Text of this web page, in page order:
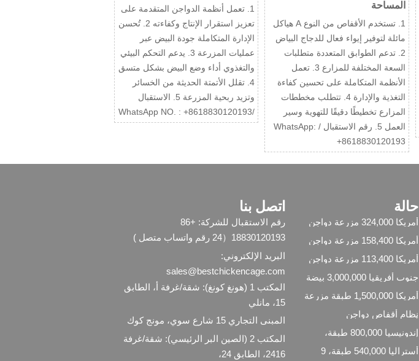
1. تعمل أنظمة الدواجن المتقدمة على
تعزيز استقرار الإنتاج وكفاءته 2. تُحسن
الإدارة المتكاملة جودة البيض عبر
عمليات المزرعة 3. يدعم التحكم البيئي
والتغذوي أداء وضع البيض بشكل متسق
4. تقلل الأتمتة الحديثة من الخسائر
وتزيد ربحية المزرعة 5. الاستقبال
/WhatsApp NO. : +8618830120193
المساحة
1. تستخدم الأقفاص من النوع A هياكل
مائلة لتوفير إيواء فعال للدجاج البياض
2. تدعم الطوابق المتعددة متطلبات
السعة المختلفة للمزارع 3. تعمل
الأنظمة المتكاملة على تحسين كفاءة
التغذية والإدارة 4. تتطلب مخططات
المزارع تخطيطًا دقيقًا للتهوية وسير
العمل 5. رقم الاستقبال / WhatsApp:
+8618830120193
حالة
أمريكا 324,000 مزرعة دواجن
نظام فراش عميق للدواجن
أمريكا 158,400 مزرعة دواجن
فراش عميق لللاحمأمريكا 113,400 مزرعة دواجن
القمامة العميقة
جنوب أفريقيا 3,000,000 بيضة
حديثة كبيرة بإدارة الذكاء
أمريكا 1,500,000 طبقة مزرعة
طبقة A منزل، 8 مستويات من
الأوتوماتيكية
نظام أقفاص دواجن
من 5 طوابق بسعة 1,080,000
إندونيسيا 800,000 طبقة،
مع نظام أقفاص بطارياتأستراليا 540,000 طبقة، 9
اتصل بنا
رقم الاستقبال للشركة: +86
18830120193（24 رقم واتساب متصل )
البريد الإلكتروني:
sales@bestchickencage.com
المكتب 1 (هونغ كونغ): شقة/غرفة أ، الطابق
15، مانلي
المبنى التجاري 15 شارع سوي، مونج كوك
المكتب 2 (الصين البر الرئيسي): شقة/غرفة
2416، الطابق 24،